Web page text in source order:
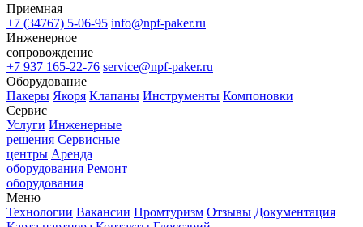
Приемная
+7 (34767) 5-06-95 info@npf-paker.ru
Инженерное
сопровождение
+7 937 165-22-76 service@npf-paker.ru
Оборудование
Пакеры Якоря Клапаны Инструменты Компоновки
Сервис
Услуги Инженерные
решения Сервисные
центры Аренда
оборудования Ремонт
оборудования
Меню
Технологии Вакансии Промтуризм Отзывы Документация